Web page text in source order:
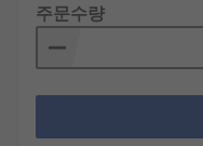
주문수량